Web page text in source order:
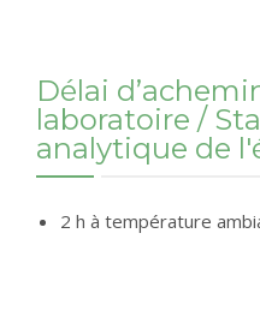
Délai
laboratoire /
analytique de
2 h à température